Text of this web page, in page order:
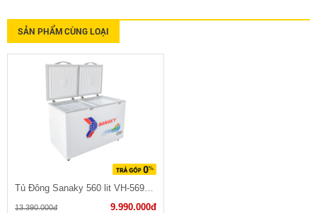
SẢN PHẨM CÙNG LOẠI
13.390.000đ 9.990.000đ